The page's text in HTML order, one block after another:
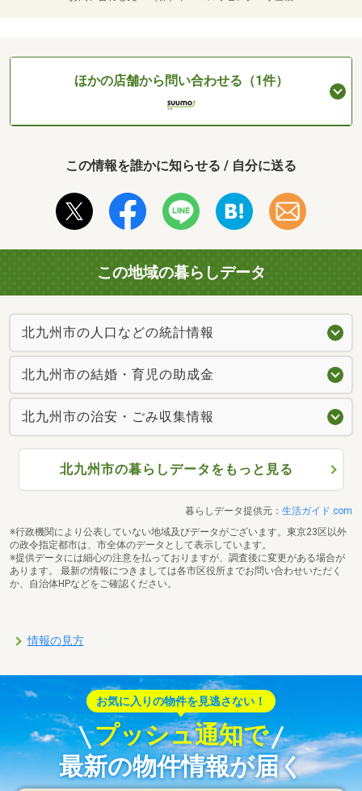
ほかの店舗から問い合わせる（1件）
この情報を誰かに知らせる / 自分に送る
この地域の暮らしデータ
北九州市の人口などの統計情報
北九州市の結婚・育児の助成金
北九州市の治安・ごみ収集情報
北九州市の暮らしデータをもっと見る
暮らしデータ提供元： 生活ガイド.com
※行政機関により公表していない地域及びデータがございます。東京23区以外
の政令指定都市は、市全体のデータとして表示しています。
※提供データには細心の注意を払っておりますが、調査後に変更がある場合が
あります。 最新の情報につきましては各市区役所までお問い合わせいただく
か、自治体HPなどをご確認ください。
情報の見方
お気に入りの物件を見逃さない！
プッシュ通知で
最新の物件情報が届く